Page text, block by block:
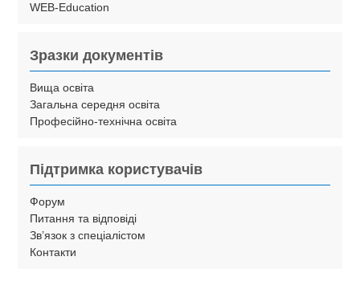
WEB-Education
Зразки документів
Вища освіта
Загальна середня освіта
Професійно-технічна освіта
Підтримка користувачів
Форум
Питання та відповіді
Зв’язок з спеціалістом
Контакти